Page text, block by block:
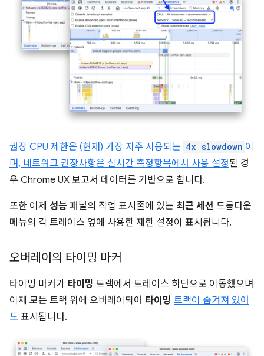
권장 CPU 제한은 (현재) 가장 자주 사용되는 4x slowdown 이
며, 네트워크 권장사항은 실시간 측정항목에서 사용 설정된 경
우 Chrome UX 보고서 데이터를 기반으로 합니다.
또한 이제 성능 패널의 작업 표시줄에 있는 최근 세션 드롭다운
메뉴의 각 트레이스 옆에 사용한 제한 설정이 표시됩니다.
오버레이의 타이밍 마커
타이밍 마커가 타이밍 트랙에서 트레이스 하단으로 이동했으며
이제 모든 트랙 위에 오버레이되어 타이밍 트랙이 숨겨져 있어
도 표시됩니다.